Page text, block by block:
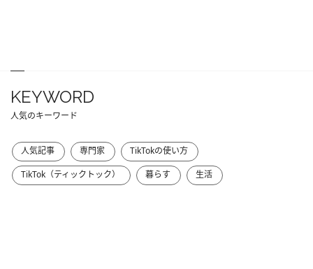
KEYWORD
人気のキーワード
人気記事 専門家
TikTokの使い方
TikTok（ティックトック）
暮らす 生活